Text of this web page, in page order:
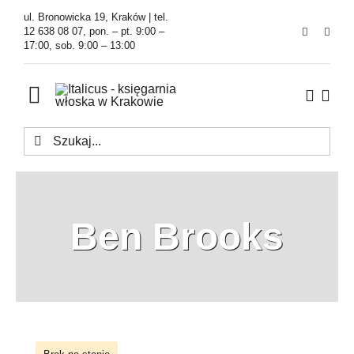
Przejdź
zawartości
ul. Bronowicka 19, Kraków | tel.
12 638 08 07, pon. – pt. 9:00 –
17:00, sob. 9:00 – 13:00
Toggle
Navigation
Księgarnia
Tłumaczenia
Szukaj
Ben Brooks